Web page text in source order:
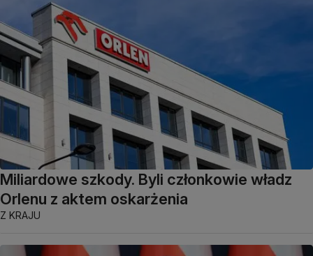
Miliardowe szkody. Byli członkowie władz
Orlenu z aktem oskarżenia
Z KRAJU